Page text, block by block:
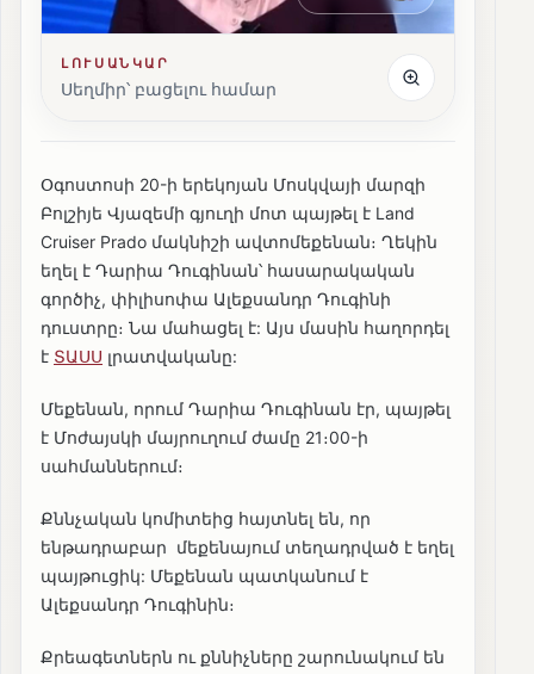
ԼՈՒՍԱՆԿԱՐ
Սեղմիր՝ բացելու համար
Օգոստոսի 20-ի երեկոյան Մոսկվայի մարզի
Բոլշիյե Վյազեմի գյուղի մոտ պայթել է Land
Cruiser Prado մակնիշի ավտոմեքենան։ Ղեկին
եղել է Դարիա Դուգինան՝ հասարակական
գործիչ, փիլիսոփա Ալեքսանդր Դուգինի
դուստրը։ Նա մահացել է: Այս մասին հաղորդել
է ՏԱՍՍ լրատվականը:
Մեքենան, որում Դարիա Դուգինան էր, պայթել
է Մոժայսկի մայրուղում ժամը 21։00-ի
սահմաններում։
Քննչական կոմիտեից հայտնել են, որ
ենթադրաբար մեքենայում տեղադրված է եղել
պայթուցիկ: Մեքենան պատկանում է
Ալեքսանդր Դուգինին։
Քրեագետներն ու քննիչները շարունակում են